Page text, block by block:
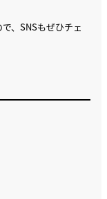
、SNSもぜひチェ